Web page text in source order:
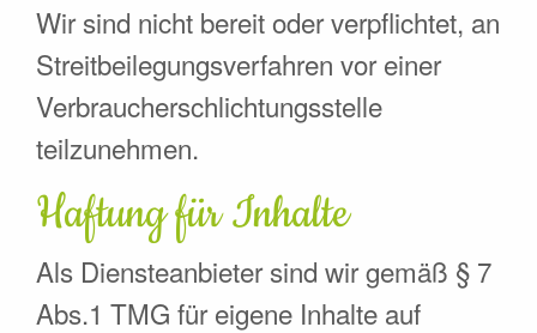
Wir sind nicht bereit oder verpflichtet, an
Streitbeilegungsverfahren vor einer
Verbraucherschlichtungsstelle
teilzunehmen.
Haftung für Inhalte
Als Diensteanbieter sind wir gemäß § 7
Abs.1 TMG für eigene Inhalte auf